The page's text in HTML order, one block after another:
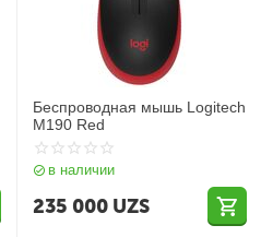
Беспроводная мышь Logitech
M190 Red
в наличии
235 000 UZS